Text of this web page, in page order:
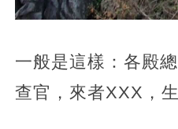
一般是這樣：各殿
查官，來者XXX，